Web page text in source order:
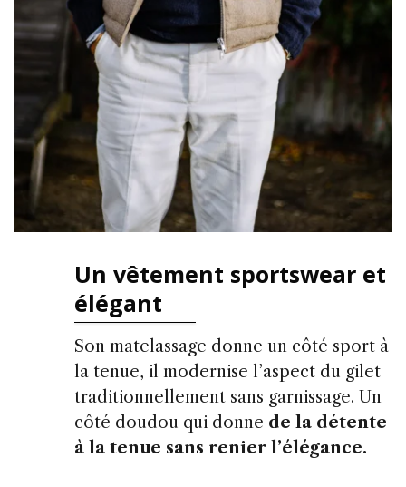
Un vêtement sportswear et
élégant
Son matelassage donne un côté sport à
la tenue, il modernise l’aspect du gilet
traditionnellement sans garnissage. Un
côté doudou qui donne de la détente
à la tenue sans renier l’élégance.